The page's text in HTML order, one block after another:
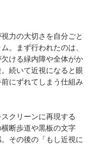
力の大切さを自分ごと
。まず行われたのは、
ける緑内障や全体がか
続いて近視になると眼
にずれてしまう仕組み
クリーンに再現する
横断歩道や黒板の文字
その後の「もし近視に